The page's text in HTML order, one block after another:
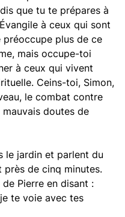
que tu te prépares à
à ceux qui sont
préoccupe plus de ce
mais occupe-toi
à ceux qui vivent
Ceins-toi, Simon,
le combat contre
doutes de
le jardin et parlent du
près de cinq minutes.
Pierre en disant :
te voie avec tes